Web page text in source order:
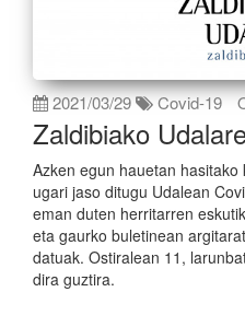
2021/03/29 Covid-19
Zaldibiako
Azken egun hauetan
ugari jaso ditugu Udalean
eman duten herritarren
eta gaurko buletinean
datuak. Ostiralean 11,
dira guztira.